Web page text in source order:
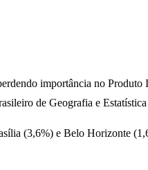
importância no
de Geografia e
(3,6%) e Belo Horizonte